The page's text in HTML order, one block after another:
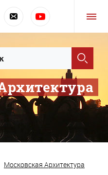
Московская Архитектура